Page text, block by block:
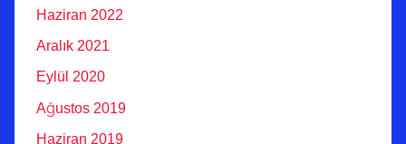
Haziran 2022
Aralık 2021
Eylül 2020
Ağustos 2019
Haziran 2019